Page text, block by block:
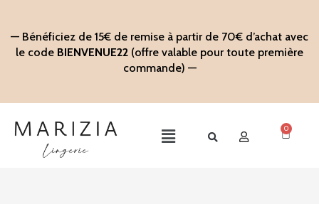
contenu
— Bénéficiez de 15€ de remise à partir de 70€ d’achat avec
le code BIENVENUE22 (offre valable pour toute première
commande) —
Main
0
Panier